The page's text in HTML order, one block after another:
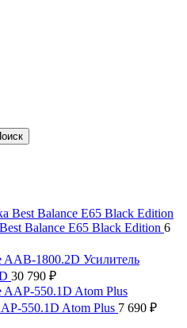
Balance E65 Black Edition 6
Усилитель
30 790 ₽
550.1D Atom Plus 7 690 ₽